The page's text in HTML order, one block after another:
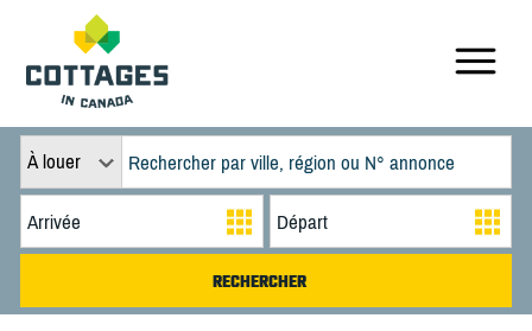
À louer